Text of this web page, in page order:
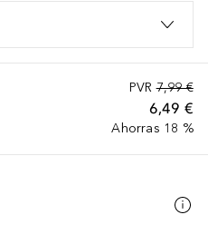
PVR 7,99 €
6,49 €
Ahorras 18 %